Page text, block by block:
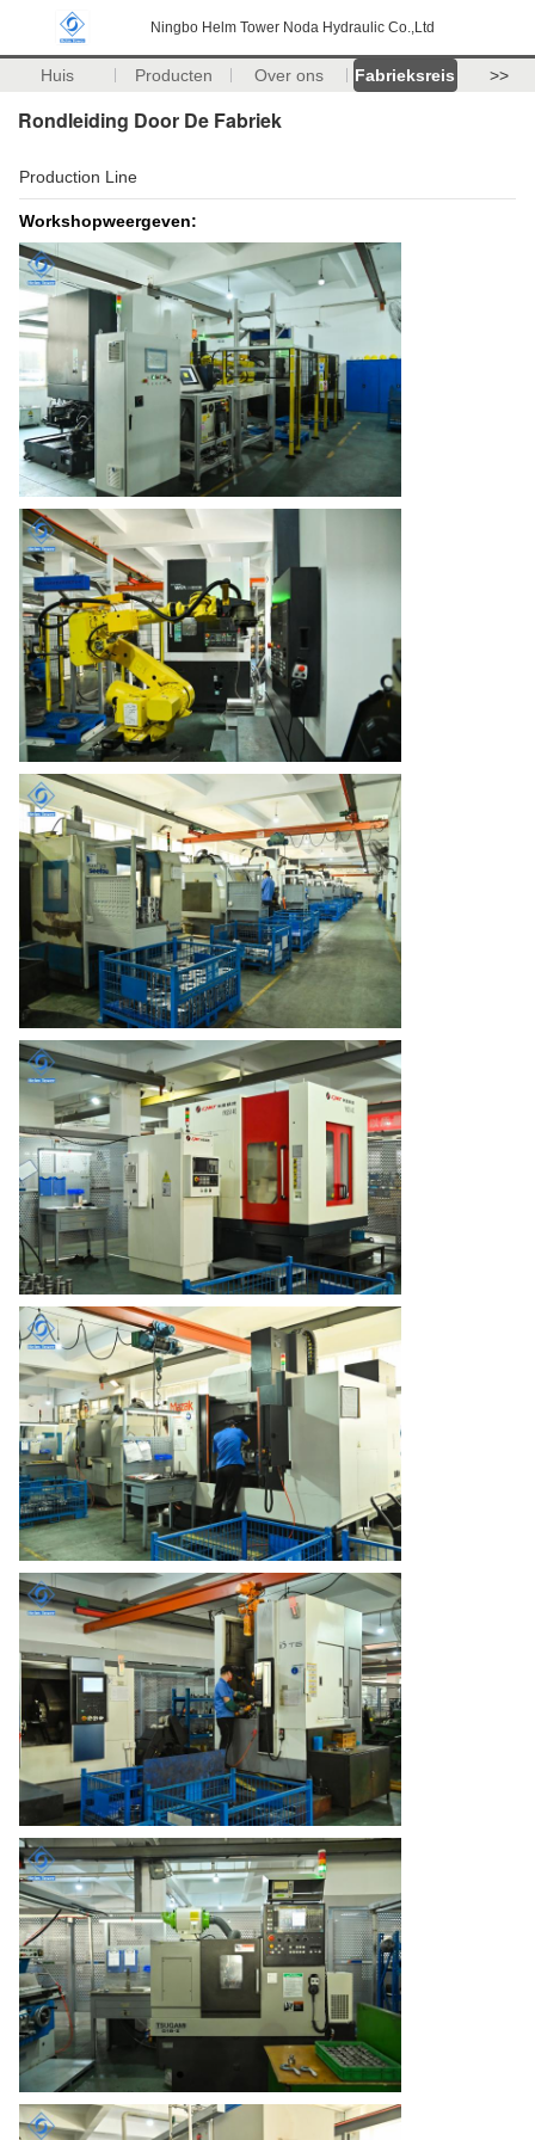
Ningbo Helm Tower Noda Hydraulic Co.,Ltd
Huis Producten Over ons Fabrieksreis >>
Rondleiding Door De Fabriek
Production Line
Workshopweergeven: